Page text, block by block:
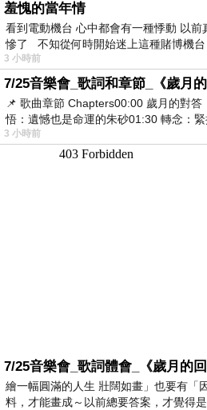
羞愧的當年情
看到電動機台 心中都會有一種悸動 以
慘了 不知從何時開始迷上這種賭博機台
3 小時前
7/25音樂會_歌詞和章節_《歲月的
📌 歌曲章節 Chapters00:00​ 歲月的對
悟：遺憾也是命運的朱砂01:30​ 轉念：
3 小時前
7/25音樂會_歌詞體會_《歲月的回
繪一幅圓滿的人生 壯闊如畫」也要有「
料，才能畫成～以前總要答案，才覺得